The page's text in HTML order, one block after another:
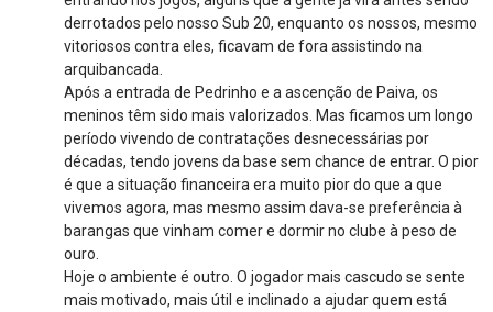
derrotados pelo nosso Sub 20, enquanto os nossos, mesmo
vitoriosos contra eles, ficavam de fora assistindo na
arquibancada.
Após a entrada de Pedrinho e a ascenção de Paiva, os
meninos têm sido mais valorizados. Mas ficamos um longo
período vivendo de contratações desnecessárias por
décadas, tendo jovens da base sem chance de entrar. O pior
é que a situação financeira era muito pior do que a que
vivemos agora, mas mesmo assim dava-se preferência à
barangas que vinham comer e dormir no clube à peso de
ouro.
Hoje o ambiente é outro. O jogador mais cascudo se sente
mais motivado, mais útil e inclinado a ajudar quem está